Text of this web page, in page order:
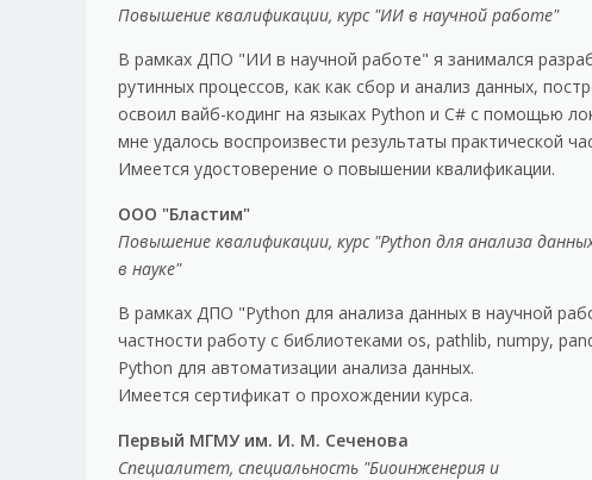
Повышение квалификации, курс "ИИ в научной работе"
В рамках ДПО "ИИ в научной работе" я занимался
рутинных процессов, как как сбор и анализ данных,
освоил вайб-кодинг на языках Python и C# с помощью
мне удалось воспроизвести результаты практической
Имеется удостоверение о повышении квалификации.
ООО "Бластим"
Повышение квалификации, курс "Python для анализа
в науке"
В рамках ДПО "Python для анализа данных в научной
частности работу с библиотеками os, pathlib, numpy,
Python для автоматизации анализа данных.
Имеется сертификат о прохождении курса.
Первый МГМУ им. И. М. Сеченова
Специалитет, специальность "Биоинженерия и